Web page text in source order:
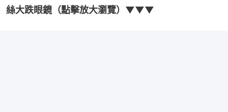
絲大跌眼鏡（點擊放大瀏覽）▼▼▼